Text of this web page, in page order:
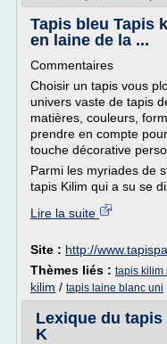
Tapis bleu Tapis
en laine de la ...
Commentaires
Choisir un tapis vous
univers vaste de tapis
matières, couleurs,
prendre en compte
touche décorative
Parmi les myriades de
tapis Kilim qui a su se
Lire la suite
Site : http://
Thèmes liés : tapis kilim
kilim / tapis laine blanc uni
Lexique du
K